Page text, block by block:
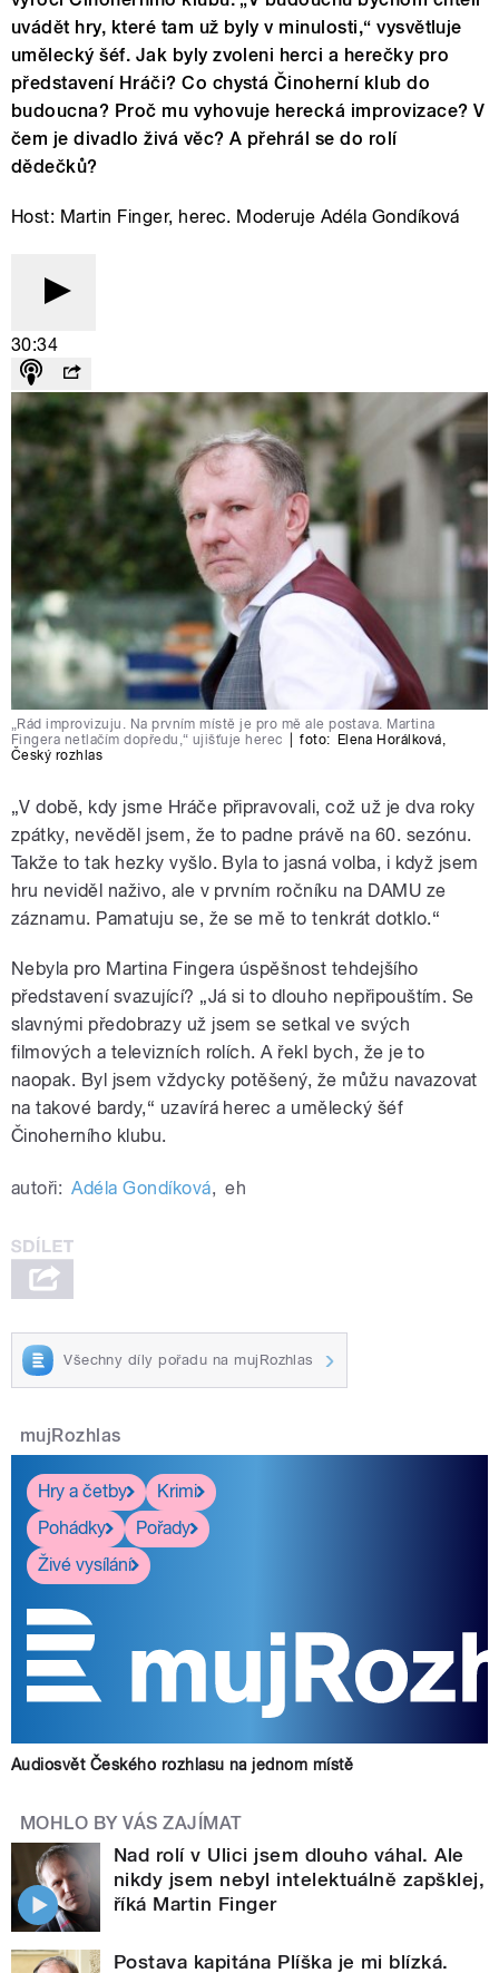
uvádět hry, které tam už byly v minulosti,“ vysvětluje
umělecký šéf. Jak byly zvoleni herci a herečky pro
představení Hráči? Co chystá Činoherní klub do
budoucna? Proč mu vyhovuje herecká improvizace? V
čem je divadlo živá věc? A přehrál se do rolí
dědečků?
Host: Martin Finger, herec. Moderuje Adéla Gondíková
30:34
„Rád improvizuju. Na prvním místě je pro mě ale postava. Martina
Fingera netlačím dopředu,“ ujišťuje herec
foto: Elena Horálková,
Český rozhlas
„V době, kdy jsme Hráče připravovali, což už je dva roky
zpátky, nevěděl jsem, že to padne právě na 60. sezónu.
Takže to tak hezky vyšlo. Byla to jasná volba, i když jsem
hru neviděl naživo, ale v prvním ročníku na DAMU ze
záznamu. Pamatuju se, že se mě to tenkrát dotklo.“
Nebyla pro Martina Fingera úspěšnost tehdejšího
představení svazující? „Já si to dlouho nepřipouštím. Se
slavnými předobrazy už jsem se setkal ve svých
filmových a televizních rolích. A řekl bych, že je to
naopak. Byl jsem vždycky potěšený, že můžu navazovat
na takové bardy,“ uzavírá herec a umělecký šéf
Činoherního klubu.
autoři: Adéla Gondíková, eh
Všechny díly pořadu na mujRozhlas
mujRozhlas
Hry a četby
Krimi
Pohádky
Pořady
Živé vysílání
Audiosvět Českého rozhlasu na jednom místě
MOHLO BY VÁS ZAJÍMAT
Nad rolí v Ulici jsem dlouho váhal. Ale
nikdy jsem nebyl intelektuálně zapšklej,
říká Martin Finger
Postava kapitána Plíška je mi blízká.